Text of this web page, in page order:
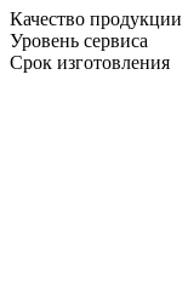
Качество продукции
Уровень сервиса
Срок изготовления